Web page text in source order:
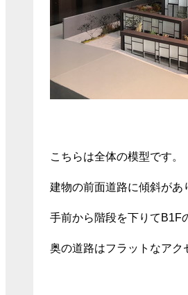
こちらは全体の模型です。
建物の前面道路に傾斜があ
手前から階段を下りてB1F
奥の道路はフラットなアク